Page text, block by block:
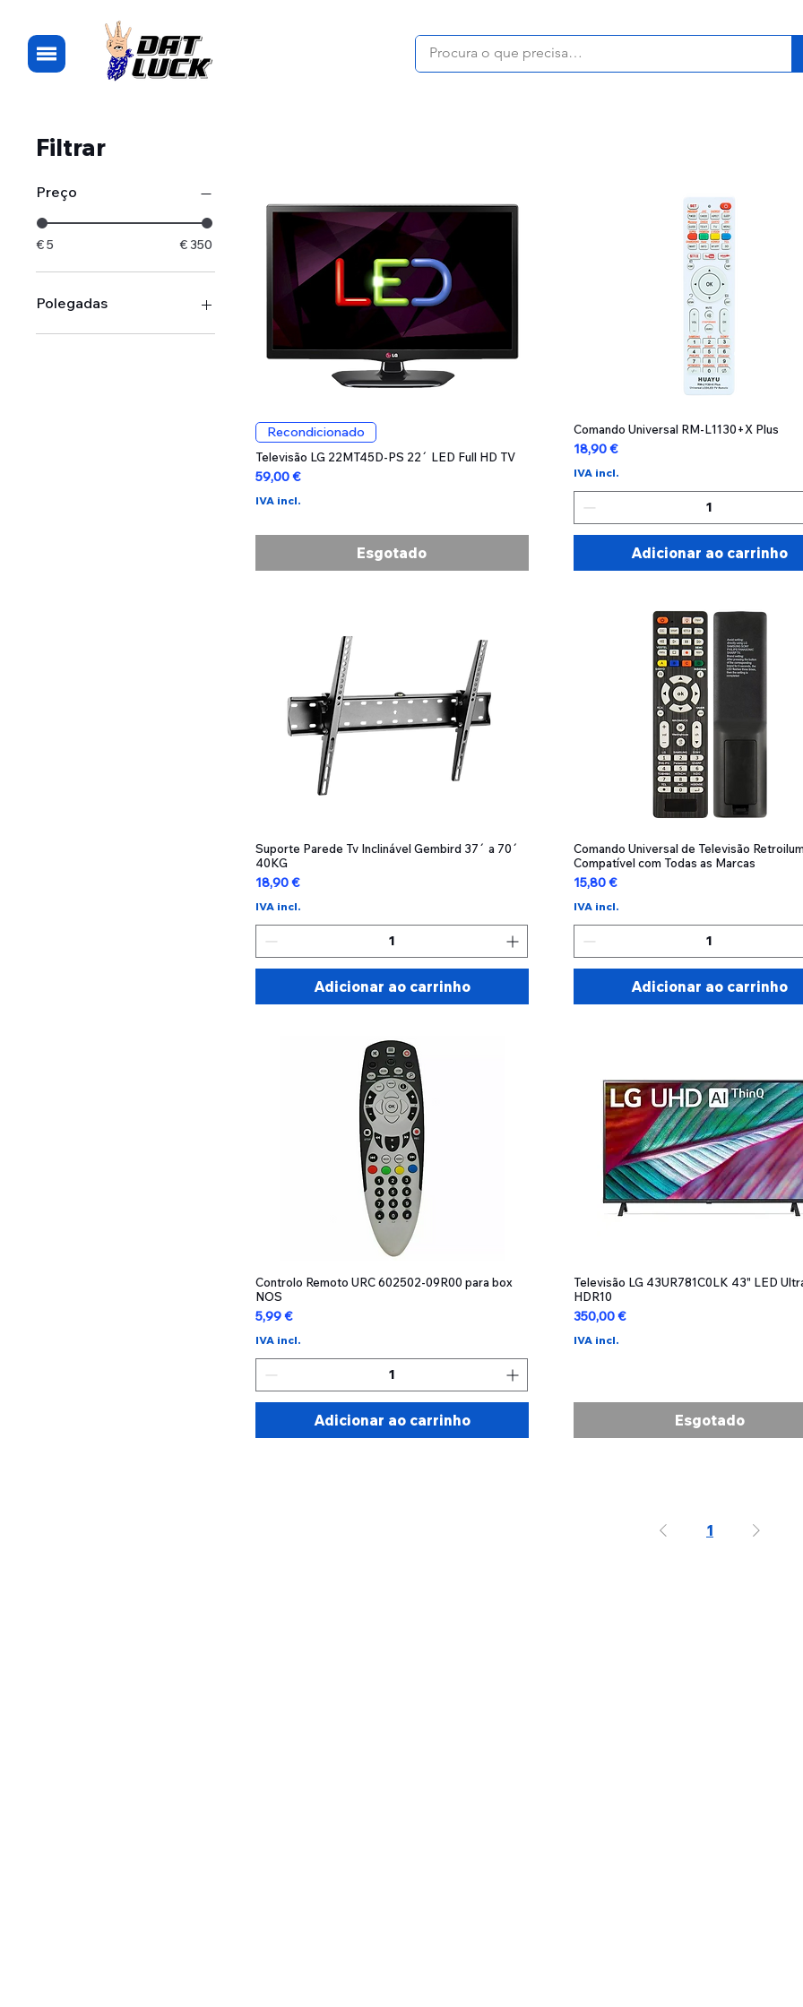
Filtrar
Preço
€ 5 € 350
Polegadas
32'
Visualização rápida
Recondicionado
Televisão LG 22MT45D-PS 22´ LED Full HD TV
Preço
59,00 €
IVA incl.
Esgotado
Visualização rápida
Comando Universal RM-L1130+X Plus
Preço
18,90 €
IVA incl.
Adicionar ao carrinho
Visualização rápida
Suporte Parede Tv Inclinável Gembird 37´ a 70´
40KG
Preço
18,90 €
IVA incl.
Adicionar ao carrinho
Visualização rápida
Comando Universal de Televisão
Compatível com Todas as Marcas
Preço
15,80 €
IVA incl.
Adicionar ao carrinho
Visualização rápida
Controlo Remoto URC 602502-09R00 para box
NOS
Preço
5,99 €
IVA incl.
Adicionar ao carrinho
Visualização rápida
Televisão LG 43UR781C0LK 43" LED
HDR10
Preço
350,00 €
IVA incl.
Esgotado
1